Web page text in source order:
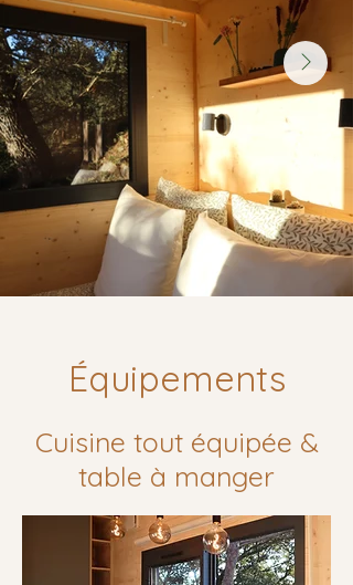
Équipements
Cuisine tout équipée &
table à manger